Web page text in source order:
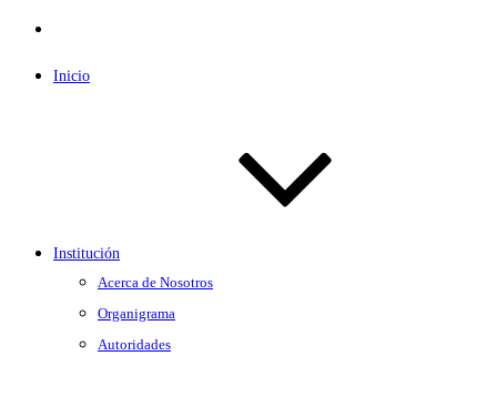
Inicio
Institución
Acerca de Nosotros
Organigrama
Autoridades